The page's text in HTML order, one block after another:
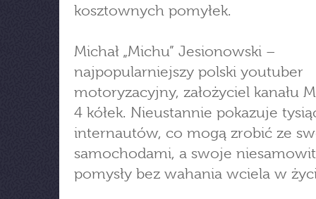
kosztownych pomyłek.
Michał „Michu” Jesionowski –
najpopularniejszy polski youtuber
motoryzacyjny, założyciel kanału
4 kółek. Nieustannie pokazuje
internautów, co mogą zrobić ze
samochodami, a swoje
pomysły bez wahania wciela w